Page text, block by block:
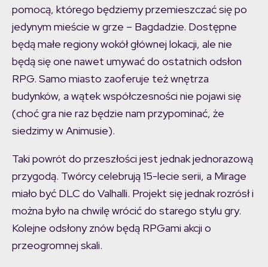
pomocą, którego będziemy przemieszczać się po
jedynym mieście w grze – Bagdadzie. Dostępne
będą małe regiony wokół głównej lokacji, ale nie
będą się one nawet umywać do ostatnich odsłon
RPG. Samo miasto zaoferuje też wnętrza
budynków, a wątek współczesności nie pojawi się
(choć gra nie raz będzie nam przypominać, że
siedzimy w Animusie).
Taki powrót do przeszłości jest jednak jednorazową
przygodą. Twórcy celebrują 15-lecie serii, a Mirage
miało być DLC do Valhalli. Projekt się jednak rozrósł i
można było na chwilę wrócić do starego stylu gry.
Kolejne odsłony znów będą RPGami akcji o
przeogromnej skali.